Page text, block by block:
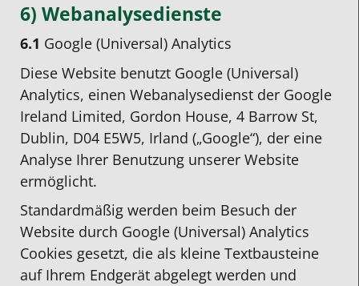
6) Webanalysedienste
6.1 Google (Universal) Analytics
Diese Website benutzt Google (Universal)
Analytics, einen Webanalysedienst der Google
Ireland Limited, Gordon House, 4 Barrow St,
Dublin, D04 E5W5, Irland („Google“), der eine
Analyse Ihrer Benutzung unserer Website
ermöglicht.
Standardmäßig werden beim Besuch der
Website durch Google (Universal) Analytics
Cookies gesetzt, die als kleine Textbausteine
auf Ihrem Endgerät abgelegt werden und